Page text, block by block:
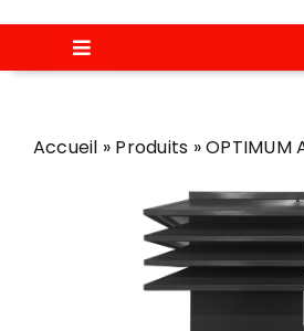
Toggle
ÉLECTRICITÉ
PEINTURE
Accueil » Produits »OPTIMUM